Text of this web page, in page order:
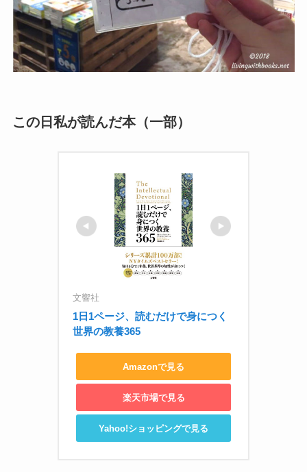
この日私が読んだ本（一部）
文響社
1日1ページ、読むだけで身につく
世界の教養365
Amazonで見る
楽天市場で見る
Yahoo!ショッピングで見る